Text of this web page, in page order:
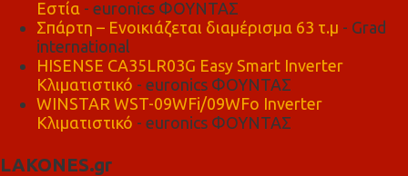
Εστία - euronics ΦΟΥΝΤΑΣ
Σπάρτη – Ενοικιάζεται διαμέρισμα 63 τ.μ - Grad
international
HISENSE CA35LR03G Easy Smart Inverter
Κλιματιστικό - euronics ΦΟΥΝΤΑΣ
WINSTAR WST-09WFi/09WFo Inverter
Κλιματιστικό - euronics ΦΟΥΝΤΑΣ
LAKONES.gr